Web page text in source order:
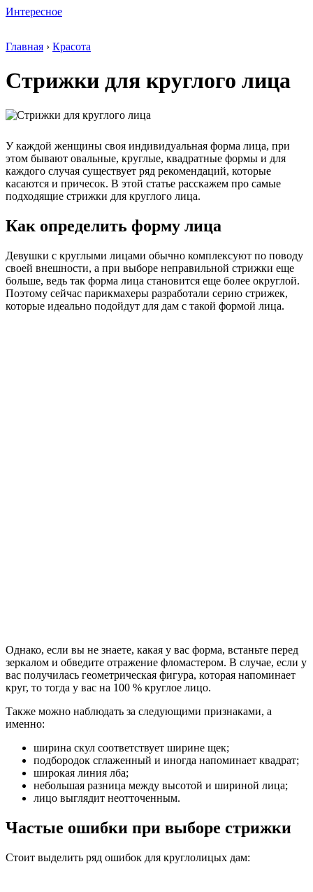
Интересное
Главная › Красота
Стрижки для круглого лица
У каждой женщины своя индивидуальная форма лица, при
этом бывают овальные, круглые, квадратные формы и для
каждого случая существует ряд рекомендаций, которые
касаются и причесок. В этой статье расскажем про самые
подходящие стрижки для круглого лица.
Как определить форму лица
Девушки с круглыми лицами обычно комплексуют по поводу
своей внешности, а при выборе неправильной стрижки еще
больше, ведь так форма лица становится еще более округлой.
Поэтому сейчас парикмахеры разработали серию стрижек,
которые идеально подойдут для дам с такой формой лица.
Однако, если вы не знаете, какая у вас форма, встаньте перед
зеркалом и обведите отражение фломастером. В случае, если у
вас получилась геометрическая фигура, которая напоминает
круг, то тогда у вас на 100 % круглое лицо.
Также можно наблюдать за следующими признаками, а
именно:
ширина скул соответствует ширине щек;
подбородок сглаженный и иногда напоминает квадрат;
широкая линия лба;
небольшая разница между высотой и шириной лица;
лицо выглядит неотточенным.
Частые ошибки при выборе стрижки
Стоит выделить ряд ошибок для круглолицых дам: